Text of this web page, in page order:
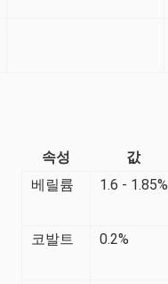
속성 값
베릴륨
1.6 - 1.85%
코발트 0.2%